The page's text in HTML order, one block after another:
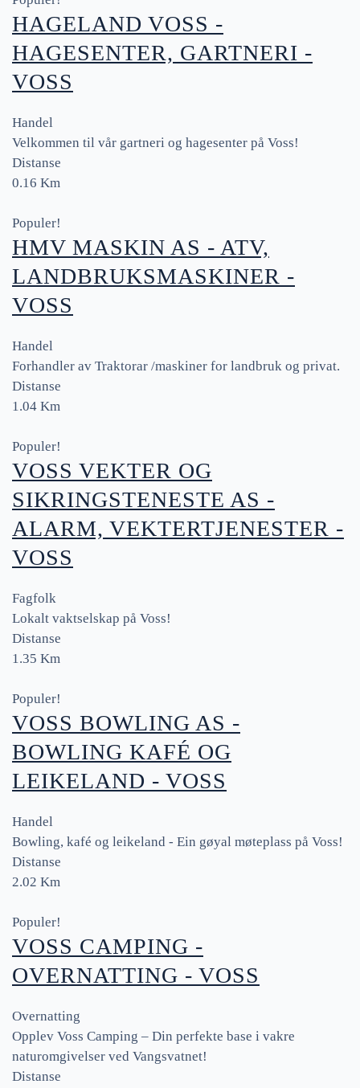
HAGELAND VOSS -
HAGESENTER, GARTNERI -
VOSS
Handel
Velkommen til vår gartneri og hagesenter på Voss!
Distanse
0.16 Km
Populer!
HMV MASKIN AS - ATV,
LANDBRUKSMASKINER -
VOSS
Handel
Forhandler av Traktorar /maskiner for landbruk og privat.
Distanse
1.04 Km
Populer!
VOSS VEKTER OG
SIKRINGSTENESTE AS -
ALARM, VEKTERTJENESTER -
VOSS
Fagfolk
Lokalt vaktselskap på Voss!
Distanse
1.35 Km
Populer!
VOSS BOWLING AS -
BOWLING KAFÉ OG
LEIKELAND - VOSS
Handel
Bowling, kafé og leikeland - Ein gøyal møteplass på Voss!
Distanse
2.02 Km
Populer!
VOSS CAMPING -
OVERNATTING - VOSS
Overnatting
Opplev Voss Camping – Din perfekte base i vakre
naturomgivelser ved Vangsvatnet!
Distanse